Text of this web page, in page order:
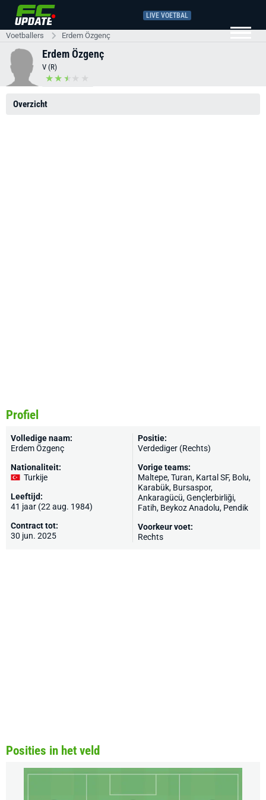
LIVE VOETBAL
Voetballers Erdem Özgenç
Erdem Özgenç
V (R)
Overzicht
Profiel
Volledige naam:
Erdem Özgenç
Nationaliteit:
Turkije
Leeftijd:
41 jaar (22 aug. 1984)
Contract tot:
30 jun. 2025
Positie:
Verdediger (Rechts)
Vorige teams:
Maltepe, Turan, Kartal SF, Bolu,
Karabük, Bursaspor,
Ankaragücü,Gençlerbirliği,
Fatih, Beykoz Anadolu, Pendik
Voorkeur voet:
Rechts
Posities in het veld